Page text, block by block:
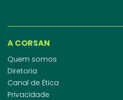
A CORSAN
Quem somos
Diretoria
Canal de Ética
Privacidade